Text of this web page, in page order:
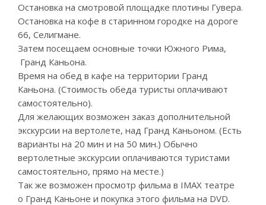
Остановка на смотровой площадке плотины Гувера.
Остановка на кофе в старинном городке на дороге
66, Селигмане.
Затем посещаем основные точки Южного Рима,
Гранд Каньона.
Время на обед в кафе на территории Гранд
Каньона. (Стоимость обеда туристы оплачивают
самостоятельно).
Для желающих возможен заказ дополнительной
экскурсии на вертолете, над Гранд Каньоном. (Есть
варианты на 20 мин и на 50 мин.) Обычно
вертолетные экскурсии оплачиваются туристами
самостоятельно, прямо на месте.)
Так же возможен просмотр фильма в IMAX театре
о Гранд Каньоне и покупка этого фильма на DVD.